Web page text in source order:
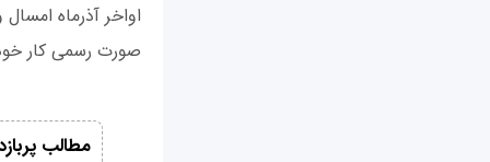
اواخر آذرماه
صورت رسمی کار خود
مطالب